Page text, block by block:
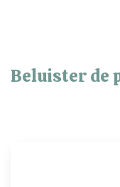
Beluister de